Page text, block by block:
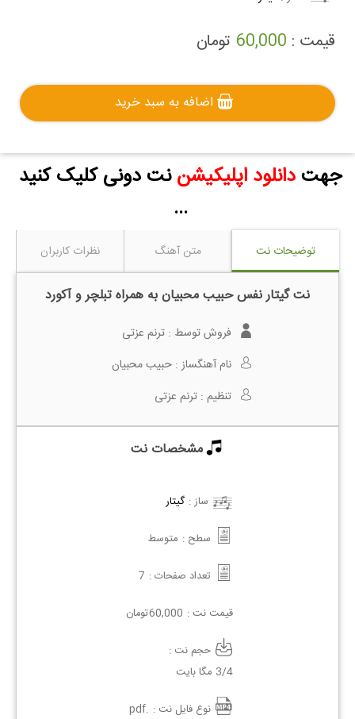
قیمت : 60,000 تومان
اضافه به سبد خرید
جهتدانلود اپلیکیشن نت دونی کلیک کنید
...
توضیحات نت متن آهنگ نظرات کاربران
نت گیتار نفس حبیب محبیان به همراه تبلچر و آکورد
فروش توسط : ترنم عزتی
نام آهنگساز : حبیب محبیان
تنظیم : ترنم عزتی
مشخصات نت
ساز : گیتار
سطح : متوسط
تعداد صفحات : 7
قیمت نت : 60,000تومان
حجم نت :
3/4 مگا بایت
نوع فایل نت : .pdf